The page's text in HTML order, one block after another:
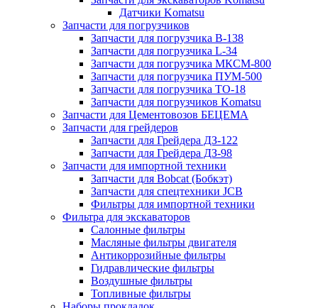
Датчики Komatsu
Запчасти для погрузчиков
Запчасти для погрузчика B-138
Запчасти для погрузчика L-34
Запчасти для погрузчика МКСМ-800
Запчасти для погрузчика ПУМ-500
Запчасти для погрузчика ТО-18
Запчасти для погрузчиков Komatsu
Запчасти для Цементовозов БЕЦЕМА
Запчасти для грейдеров
Запчасти для Грейдера ДЗ-122
Запчасти для Грейдера ДЗ-98
Запчасти для импортной техники
Запчасти для Bobcat (Бобкэт)
Запчасти для спецтехники JCB
Фильтры для импортной техники
Фильтра для экскаваторов
Салонные фильтры
Масляные фильтры двигателя
Антикоррозийные фильтры
Гидравлические фильтры
Воздушные фильтры
Топливные фильтры